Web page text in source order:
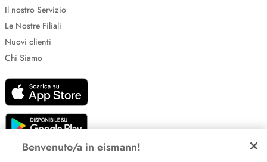
Il nostro Servizio
Le Nostre Filiali
Nuovi clienti
Chi Siamo
Benvenuto/a in eismann!